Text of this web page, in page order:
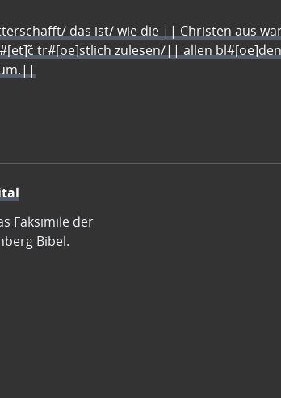
das ist/ wie die || Christen aus
tr#[oe]stlich zulesen/|| allen
Faksimile der
Bibel.